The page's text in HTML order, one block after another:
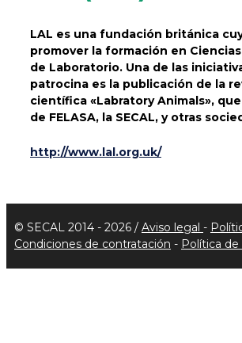
LAL es una fundación británica
promover la formación en
de Laboratorio. Una de las
patrocina es la publicación de la
científica «Labratory Animals»,
de FELASA, la SECAL, y otras
http://www.lal.org.uk/
© SECAL 2014 - 2026 / Aviso legal -
Condiciones de contratación - Política